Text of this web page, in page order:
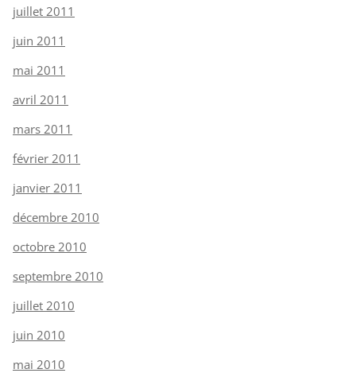
juillet 2011
juin 2011
mai 2011
avril 2011
mars 2011
février 2011
janvier 2011
décembre 2010
octobre 2010
septembre 2010
juillet 2010
juin 2010
mai 2010